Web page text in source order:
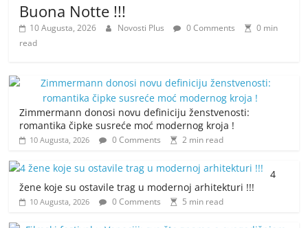
Buona Notte !!!
10 Augusta, 2026 Novosti Plus 0 Comments
0 min
read
Zimmermann donosi novu definiciju ženstvenosti:
romantika čipke susreće moć modernog kroja !
10 Augusta, 2026 0 Comments 2 min read
4
žene koje su ostavile trag u modernoj arhitekturi !!!
10 Augusta, 2026 0 Comments 5 min read